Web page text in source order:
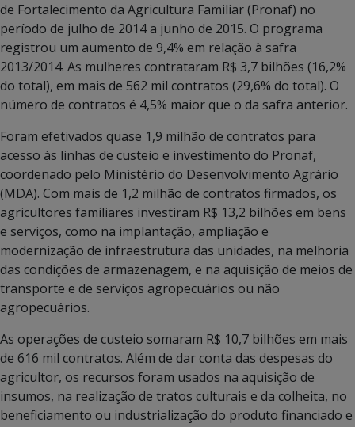
de Fortalecimento da Agricultura Familiar (Pronaf) no
período de julho de 2014 a junho de 2015. O programa
registrou um aumento de 9,4% em relação à safra
2013/2014. As mulheres contrataram R$ 3,7 bilhões (16,2%
do total), em mais de 562 mil contratos (29,6% do total). O
número de contratos é 4,5% maior que o da safra anterior.
Foram efetivados quase 1,9 milhão de contratos para
acesso às linhas de custeio e investimento do Pronaf,
coordenado pelo Ministério do Desenvolvimento Agrário
(MDA). Com mais de 1,2 milhão de contratos firmados, os
agricultores familiares investiram R$ 13,2 bilhões em bens
e serviços, como na implantação, ampliação e
modernização de infraestrutura das unidades, na melhoria
das condições de armazenagem, e na aquisição de meios de
transporte e de serviços agropecuários ou não
agropecuários.
As operações de custeio somaram R$ 10,7 bilhões em mais
de 616 mil contratos. Além de dar conta das despesas do
agricultor, os recursos foram usados na aquisição de
insumos, na realização de tratos culturais e da colheita, no
beneficiamento ou industrialização do produto financiado e